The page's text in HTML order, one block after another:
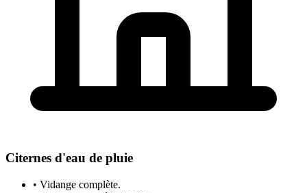
Citernes d'eau de pluie
• Vidange complète.